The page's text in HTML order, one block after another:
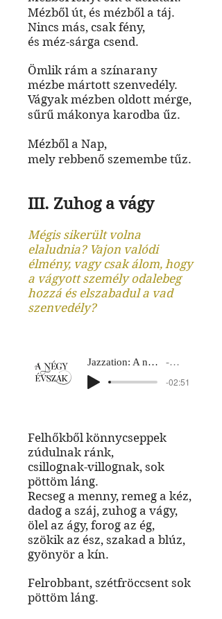
Mézből út, és mézből a táj.
Nincs más, csak fény,
és méz-sárga csend.
Ömlik rám a színarany
mézbe mártott szenvedély.
Vágyak mézben oldott mérge,
sűrű mákonya karodba űz.
Mézből a Nap,
mely rebbenő szemembe tűz.
III. Zuhog a vágy
Mégis sikerült volna
elaludnia? Vajon valódi
élmény, vagy csak álom, hogy
a vágyott személy odalebeg
hozzá és elszabadul a vad
szenvedély?
Felhőkből könnycseppek
zúdulnak ránk,
csillognak-villognak, sok
pöttöm láng.
Recseg a menny, remeg a kéz,
dadog a száj, zuhog a vágy,
ölel az ágy, forog az ég,
szökik az ész, szakad a blúz,
gyönyör a kín.
Felrobbant, szétfröccsent sok
pöttöm láng.
Jazzation: A négy évszak Nyár 3
-02:51